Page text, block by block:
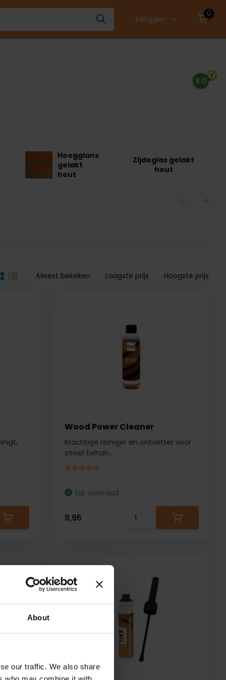
About
our traffic. We also share
Inloggen
0
9.0
Hoogglans
gelakt
hout
Zijdeglas gelakt
hout
Meest bekeken Laagste prijs Hoogste prijs
Wood Power Cleaner
Krachtige reiniger en ontvetter voor
zowel behan...
Op voorraad
8,95